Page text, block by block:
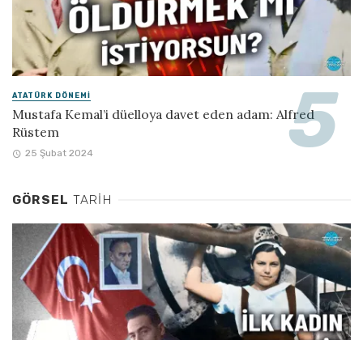
ATATÜRK DÖNEMI
Mustafa Kemal’i düelloya davet eden adam: Alfred
Rüstem
25 Şubat 2024
GÖRSEL TARIH